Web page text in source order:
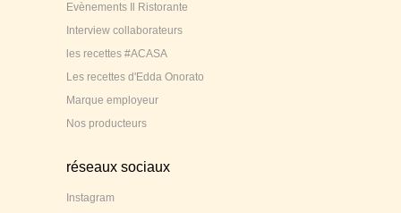
Evènements Il Ristorante
Interview collaborateurs
les recettes #ACASA
Les recettes d'Edda Onorato
Marque employeur
Nos producteurs
réseaux sociaux
Instagram